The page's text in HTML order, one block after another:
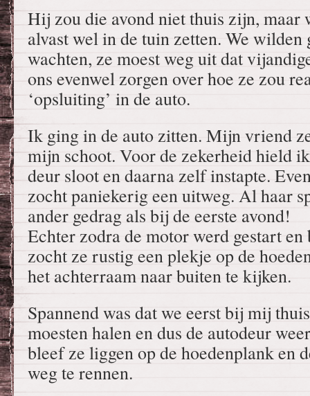
Hij zou die avond niet thuis zijn, maar
alvast wel in de tuin zetten. We wilden
wachten, ze moest weg uit dat
ons evenwel zorgen over hoe ze zou
‘opsluiting’ in de auto.
Ik ging in de auto zitten. Mijn vriend
mijn schoot. Voor de zekerheid hield
deur sloot en daarna zelf instapte.
zocht paniekerig een uitweg. Al haar
ander gedrag als bij de eerste avond!
Echter zodra de motor werd gestart
zocht ze rustig een plekje op de
het achterraam naar buiten te kijken.
Spannend was dat we eerst bij mij
moesten halen en dus de autodeur
bleef ze liggen op de hoedenplank en
weg te rennen.